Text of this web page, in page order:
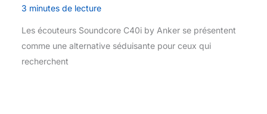
3 minutes de lecture
Les écouteurs Soundcore C40i by Anker se présentent
comme une alternative séduisante pour ceux qui
recherchent